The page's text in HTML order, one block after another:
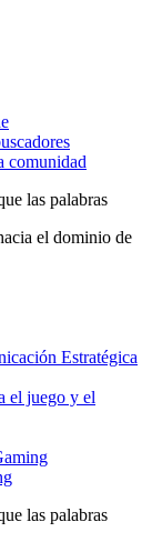
comunidad
las palabras
el dominio de
Estratégica
el juego y el
las palabras